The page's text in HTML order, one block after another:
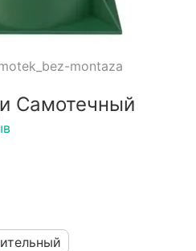
montaza
Самотечный